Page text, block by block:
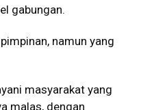
gabungan.
namun yang
masyarakat yang
malas, dengan